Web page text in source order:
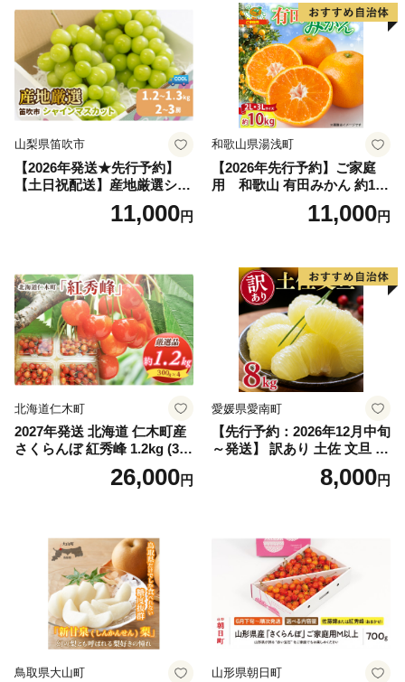
果肉 長野県産 小諸市
山梨県笛吹市
【2026年発送★先行予約】
【土日祝配送】産地厳選シャ
インマスカット1.2kg～1.3kg
（2房～3房）※沖縄・離島配
笛吹市 山梨県 フルーツ 果物
ぶどう 葡萄 大粒 シャインマ
スカット おすすめ シャイン
マスカット 贈答 ギフト 産地
笛吹市 シャインマスカット
笛吹 葡萄 国産 ぶどう 人気
国産 1.2kg 先行｜
11,000円
和歌山県湯浅町
【2026年先行予約】ご家庭
用 和歌山 有田みかん 約10k
g (2L、3Lサイズ)【湯浅町】
11,000円
北海道仁木町
2027年発送 北海道 仁木町産
さくらんぼ 紅秀峰 1.2kg (300
g×4パック) Lサイズ以上 旬
桜桃 産地直送 サクランボ チ
26,000円
愛媛県愛南町
【先行予約：2026年12月中旬
～発送】 訳あり 土佐 文旦 8k
g (Mサイズ以上サイズミック
ス) 8000円 わけあり ぶんた
産 農家直送 期間限定 特産品
サイズミックス くらもとフ
ァーム 愛南町 愛媛県
8,000円
鳥取県大山町 山形県朝日町